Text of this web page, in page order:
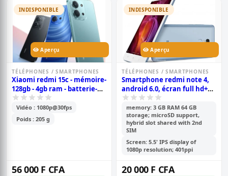
INDISPONIBLE
Aperçu
TÉLÉPHONES / SMARTPHONES
Xiaomi redmi 15c - mémoire-
128gb - 4gb ram - batterie-
6000mah - 2sim - caméra-
50+2mp - 6.9 pouces -
garantie 6 mois
Vidéo : 1080p@30fps
Poids : 205 g
56 000 F CFA
INDISPONIBLE
Aperçu
TÉLÉPHONES / SMARTPHONES
Smartphone redmi note 4,
android 6.0, écran full hd+
de 5,5 pouces, 64 go rom, 4go
ram, caméra 13 mp+5 mp,
batterie de 4100 mah
memory: 3 GB RAM 64 GB
storage; microSD support,
hybrid slot shared with 2nd
SIM
Screen: 5.5' IPS display of
1080p resolution; 401ppi
20 000 F CFA